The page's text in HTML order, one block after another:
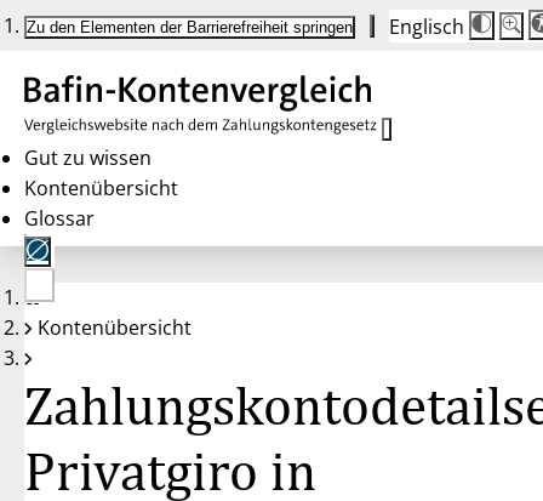
Zu den Elementen der Barrierefreiheit springen Englisch
Die
auf
100
100
Gut zu wissen
Kontenübersicht
Glossar
Keine
Konten
Kontenübersicht
Privatgiro in